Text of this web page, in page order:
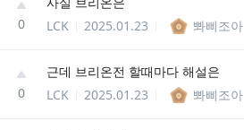
0
LCK
2025.01.23 뽜삐조아
0
근데 브리온전 할때마다 해설은
LCK
2025.01.23 뽜삐조아